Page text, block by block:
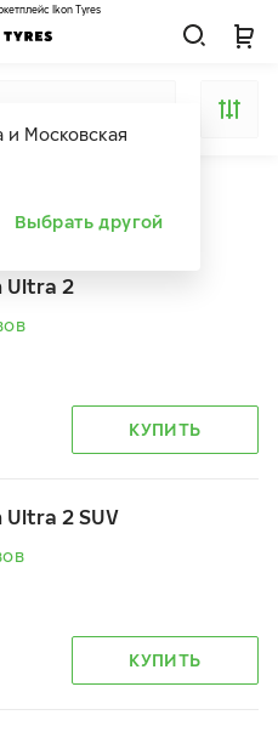
и Московская
Выбрать другой
Ikon Tyres
фильтров
Ultra 2
КУПИТЬ
2 SUV
КУПИТЬ